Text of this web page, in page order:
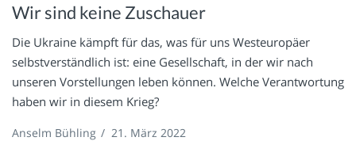
Wir sind keine Zuschauer
Die Ukraine kämpft für das, was für uns Westeuropäer
selbstverständlich ist: eine Gesellschaft, in der wir nach
unseren Vorstellungen leben können. Welche Verantwortung
haben wir in diesem Krieg?
Anselm Bühling / 21. März 2022